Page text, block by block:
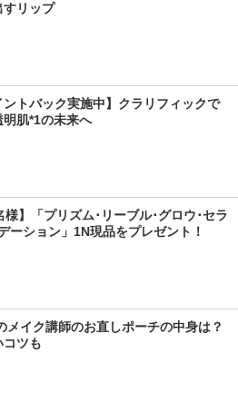
すリップ
ントバック実施中】クラリフィックで
肌*1の未来へ
様】「プリズム･リーブル･グロウ･セラ
メイク講師のお直しポーチの中身は？
コツも